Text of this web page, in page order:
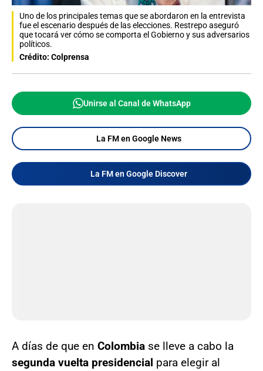
Uno de los principales temas que se abordaron en la entrevista
fue el escenario después de las elecciones. Restrepo aseguró
que tocará ver cómo se comporta el Gobierno y sus adversarios
políticos.
Crédito: Colprensa
Unirse al Canal de WhatsApp
La FM en Google News
La FM en Google Discover
A días de que en Colombia se lleve a cabo la
segunda vuelta presidencial para elegir al